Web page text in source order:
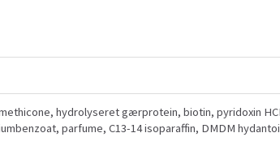
hydrolyseret gærprotein, biotin, pyridoxin
parfume, C13-14 isoparaffin, DMDM